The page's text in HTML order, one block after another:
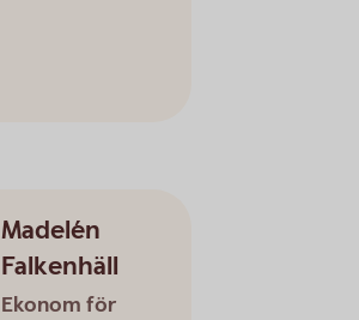
Madelén
Falkenhäll
Ekonom för